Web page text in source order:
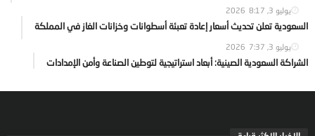
يوليو 3, 2026 8:17
السعودية تعلن تحديث أسعار إعادة تعبئة أسطوانات وخزانات الغاز في المملكة
يوليو 3, 2026 7:37
الشراكة السعودية الصينية: أبعاد استراتيجية لتوطين الصناعة وأمن الإمدادات